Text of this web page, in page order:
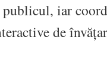
publicul, iar
de